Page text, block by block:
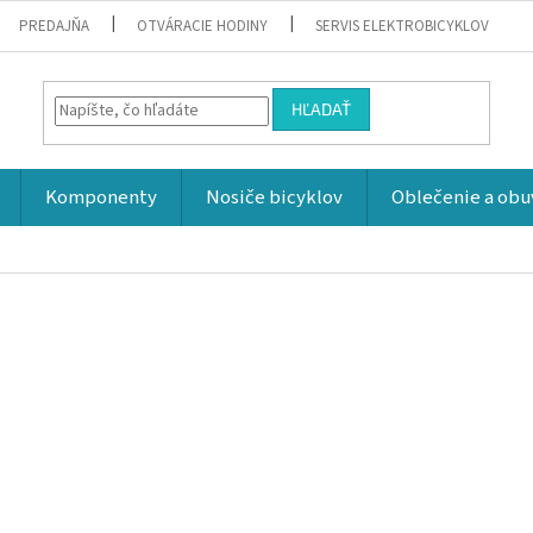
PREDAJŇA OTVÁRACIE HODINY SERVIS ELEKTROBICYKLOV
HĽADAŤ
Komponenty Nosiče bicyklov Oblečenie a